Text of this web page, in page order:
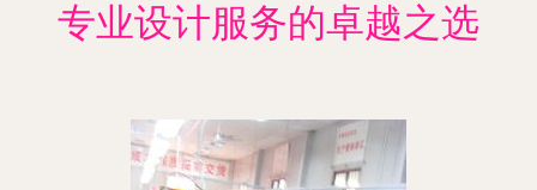
专业设计服务的卓越之选